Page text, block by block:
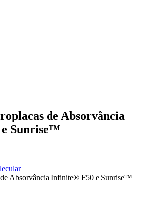
de Absorvância
Sunrise™
Absorvância Infinite® F50 e Sunrise™